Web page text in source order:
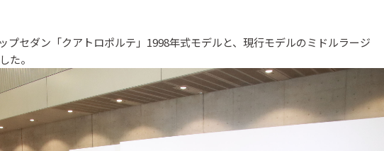
プセダン「クアトロポルテ」1998年式モデルと、現行モデルのミドルラージ
た。